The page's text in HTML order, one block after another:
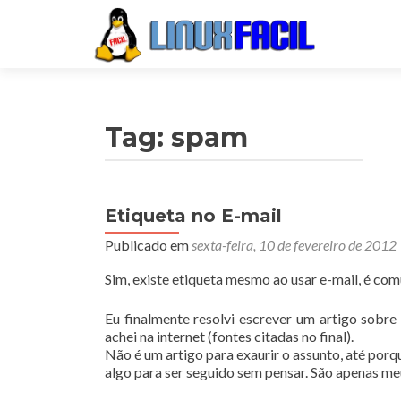
Tag: spam
Etiqueta no E-mail
Publicado emsexta-feira, 10 de fevereiro de 2012
Sim, existe etiqueta mesmo ao usar e-mail, é
Eu finalmente resolvi escrever um artigo
achei na internet (fontes citadas no final).
Não é um artigo para exaurir o assunto, até
algo para ser seguido sem pensar. São apenas